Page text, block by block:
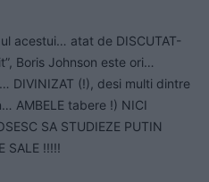
acestui… atat de DISCUTAT-
Boris Johnson este ori…
DIVINIZAT (!), desi multi dintre
AMBELE tabere !) NICI
SA STUDIEZE PUTIN
SALE !!!!!